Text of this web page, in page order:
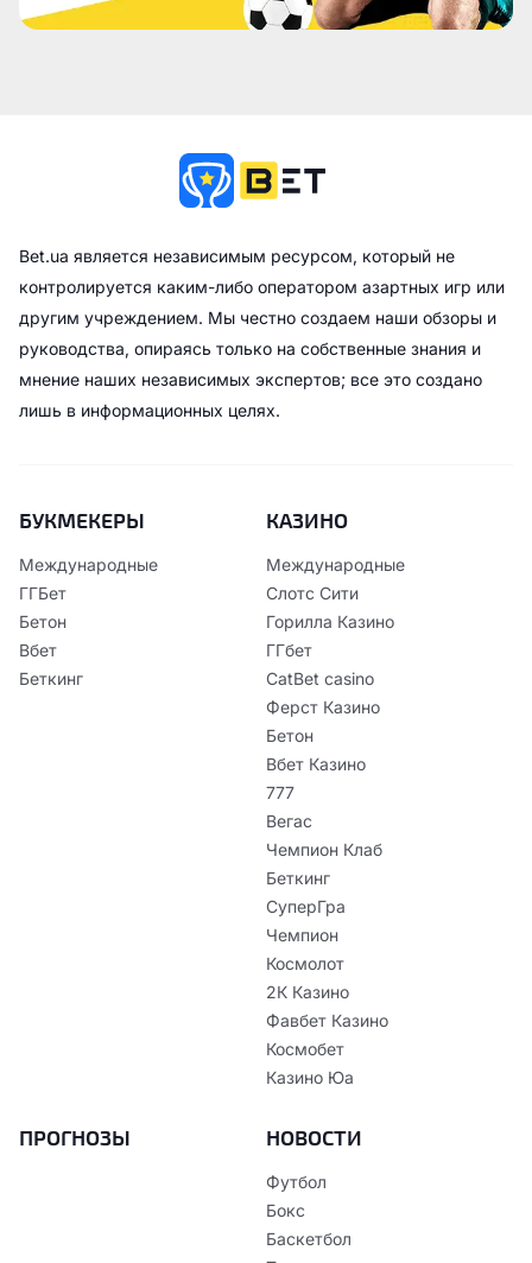
Bet.ua является независимым ресурсом, который не
контролируется каким-либо оператором азартных игр или
другим учреждением. Мы честно создаем наши обзоры и
руководства, опираясь только на собственные знания и
мнение наших независимых экспертов; все это создано
лишь в информационных целях.
БУКМЕКЕРЫ
Международные
ГГБет
Бетон
Вбет
Беткинг
КАЗИНО
Международные
Слотс Сити
Горилла Казино
ГГбет
CatBet casino
Ферст Казино
Бетон
Вбет Казино
777
Вегас
Чемпион Клаб
Беткинг
СуперГра
Чемпион
Космолот
2К Казино
Фавбет Казино
Космобет
Казино Юа
ПРОГНОЗЫ НОВОСТИ
Футбол
Бокс
Баскетбол